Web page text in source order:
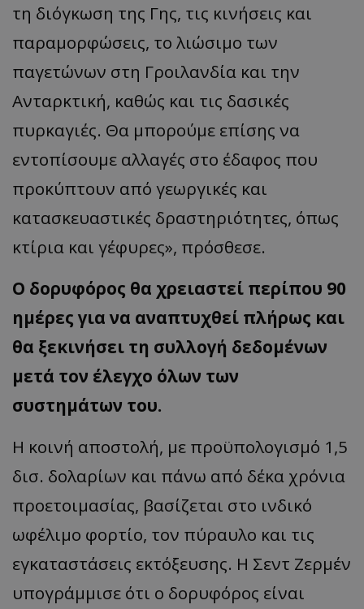
τη διόγκωση της Γης, τις κινήσεις και
παραμορφώσεις, το λιώσιμο των
παγετώνων στη Γροιλανδία και την
Ανταρκτική, καθώς και τις δασικές
πυρκαγιές. Θα μπορούμε επίσης να
εντοπίσουμε αλλαγές στο έδαφος που
προκύπτουν από γεωργικές και
κατασκευαστικές δραστηριότητες, όπως
κτίρια και γέφυρες», πρόσθεσε.
Ο δορυφόρος θα χρειαστεί περίπου 90
ημέρες για να αναπτυχθεί πλήρως και
θα ξεκινήσει τη συλλογή δεδομένων
μετά τον έλεγχο όλων των
συστημάτων του.
Η κοινή αποστολή, με προϋπολογισμό 1,5
δισ. δολαρίων και πάνω από δέκα χρόνια
προετοιμασίας, βασίζεται στο ινδικό
ωφέλιμο φορτίο, τον πύραυλο και τις
εγκαταστάσεις εκτόξευσης. Η Σεντ Ζερμέν
υπογράμμισε ότι ο δορυφόρος είναι